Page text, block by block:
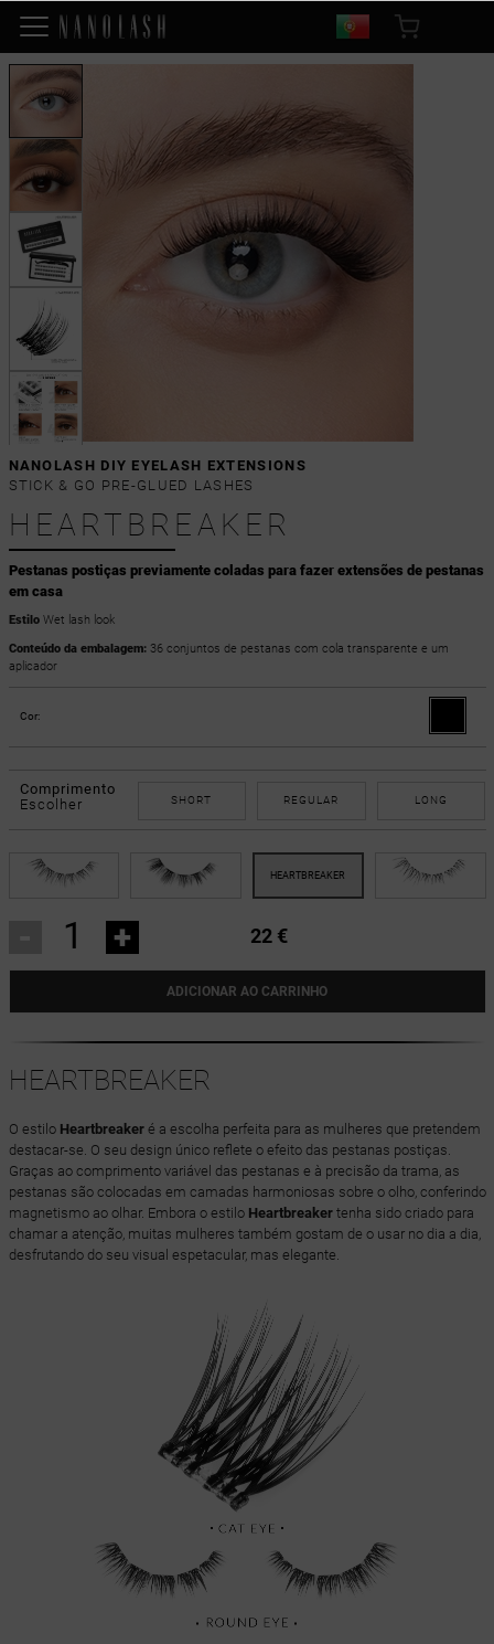
Pestanas postiças previamente coladas para fazer extensões de pestanas
em casa
NANOLASH DIY EYELASH EXTENSIONS
STICK & GO PRE-GLUED LASHES
HEARTBREAKER
EstiloWet lash look
Conteúdo da embalagem:36 conjuntos de pestanas com cola transparente e um
aplicador
Cor:
Comprimento
Escolher
SHORT REGULAR LONG
+ 22 €
ADICIONAR AO CARRINHO
HEARTBREAKER
O estilo Heartbreakeré a escolha perfeita para as mulheres que pretendem
destacar-se. O seu design único reflete o efeito das pestanas postiças.
Graças ao comprimento variável das pestanas e à precisão da trama, as
pestanas são colocadas em camadas harmoniosas sobre o olho, conferindo
magnetismo ao olhar. Embora o estilo Heartbreakertenha sido criado para
chamar a atenção, muitas mulheres também gostam de o usar no dia a dia,
desfrutando do seu visual espetacular, mas elegante.